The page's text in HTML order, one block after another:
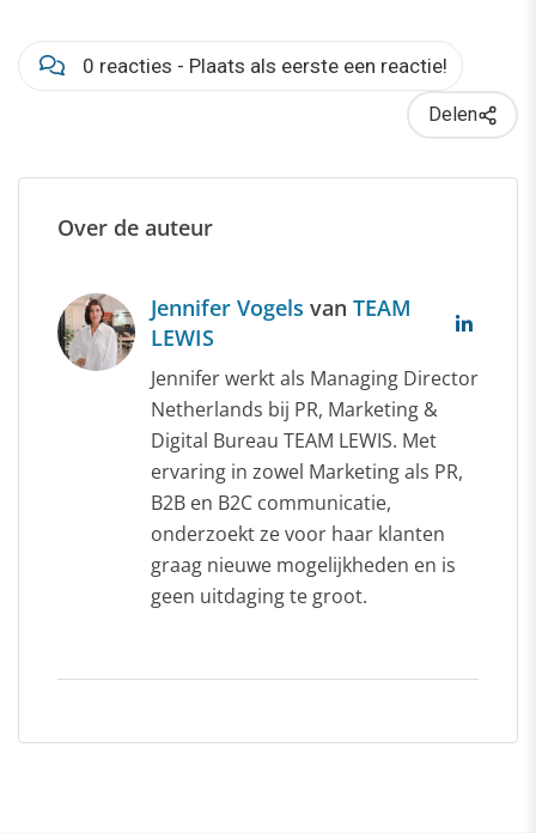
0 reacties - Plaats als eerste een reactie!
Delen
Over de auteur
Jennifer Vogels van TEAM
LEWIS
Jennifer werkt als Managing Director
Netherlands bij PR, Marketing &
Digital Bureau TEAM LEWIS. Met
ervaring in zowel Marketing als PR,
B2B en B2C communicatie,
onderzoekt ze voor haar klanten
graag nieuwe mogelijkheden en is
geen uitdaging te groot.